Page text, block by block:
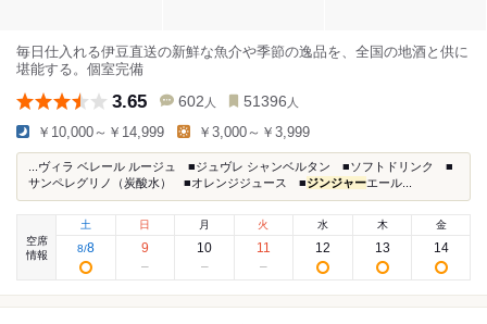
毎日仕入れる伊豆直送の新鮮な魚介や季節の逸品を、全国の地酒と供に
堪能する。個室完備
3.65 602 人 51396 人
￥10,000～￥14,999 ￥3,000～￥3,999
...ヴィラ ベレール ルージュ ■ジュヴレ シャンベルタン ■ソフトドリンク ■
サンペレグリノ（炭酸水） ■オレンジジュース ■ジンジャーエール...
空席
情報
土
8/8
日
9
月
10
火
11
水
12
木
13
金
14